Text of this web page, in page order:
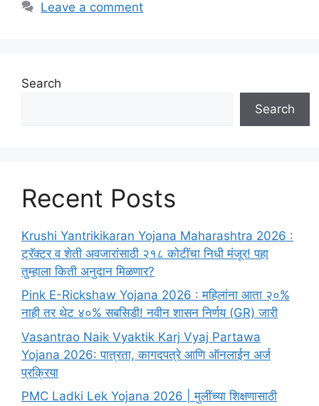
Leave a comment
Search
Search
Recent Posts
Krushi Yantrikikaran Yojana Maharashtra 2026 :
ट्रॅक्टर व शेती अवजारांसाठी २१८ कोटींचा निधी मंजूर! पहा
तुम्हाला किती अनुदान मिळणार?
Pink E-Rickshaw Yojana 2026 : महिलांना आता २०%
नाही तर थेट ४०% सबसिडी! नवीन शासन निर्णय (GR) जारी
Vasantrao Naik Vyaktik Karj Vyaj Partawa
Yojana 2026: पात्रता, कागदपत्रे आणि ऑनलाईन अर्ज
प्रक्रिया
PMC Ladki Lek Yojana 2026 | मुलींच्या शिक्षणासाठी